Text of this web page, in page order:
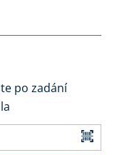
po zadání